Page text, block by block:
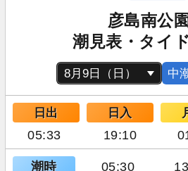
彦島南公
潮見表・タイ
中
日出 日入
05:33 19:10
潮時 05:30